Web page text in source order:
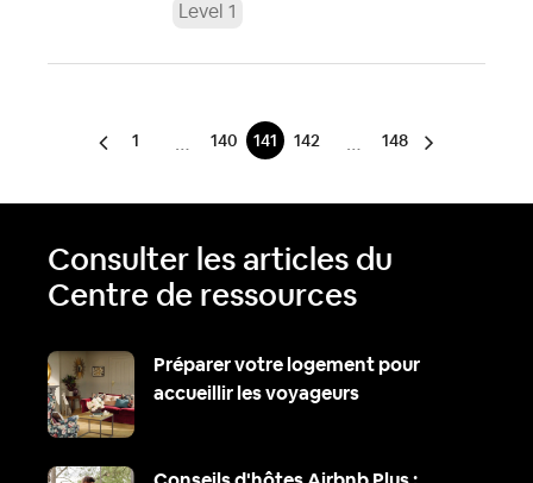
Level 1
1 140 141 142 148
Consulter les articles du
Centre de ressources
Préparer votre logement pour
accueillir les voyageurs